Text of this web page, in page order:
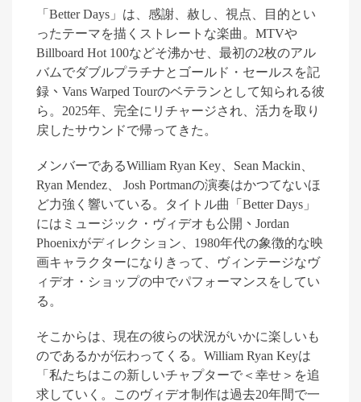
「 Better Days 」は、感謝、赦し、視点、目的とい
ったテーマを描くストレートな楽曲。 MTVや
Billboard Hot 100などそ沸かせ、最初の2枚のアル
バムでダブルプラチナとゴールド・セールスを記
録 、 Vans Warped Tourのベテランとして知られる彼
ら。 2025年、完全にリチャージされ、活力を取り
戻したサウンドで帰ってきた。
メンバーであるWilliam Ryan Key Sean Mackin
Ryan Mendez
Josh Portmanの演奏はかつてないほ
ど力強く響いている。タイトル曲
「 Better Days 」
にはミュージック・ヴィデオも公開 、 Jordan
Phoenixがディレクション、 1980年代の象徴的な映
画キャラクターになりきって、ヴィンテージなヴ
ィデオ・ショップの中でパフォーマンスをしてい
る 。
そこからは、現在の彼らの状況がいかに楽しいも
のであるかが伝わってくる。 William Ryan Keyは
「私たちはこの新しいチャプターで＜幸せ＞を追
求していく。このヴィデオ制作は過去20年間で一